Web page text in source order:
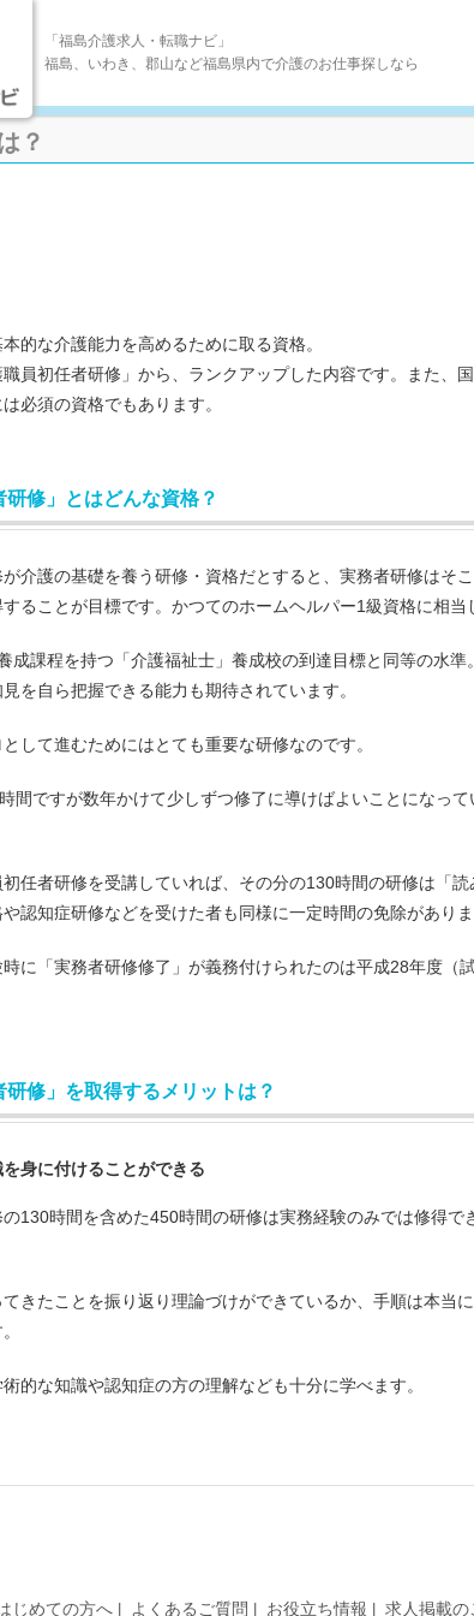
「福島介護求人・転職ナビ」
福島、いわき、郡山など福島県内で介護のお仕事探しなら
？
的な介護能力を高めるために取る資格。
員初任者研修」から、ランクアップした内容です。また、
必須の資格でもあります。
研修」とはどんな資格？
介護の基礎を養う研修・資格だとすると、実務者研修はそ
ることが目標です。かつてのホームヘルパー1級資格に相当
成課程を持つ「介護福祉士」養成校の到達目標と同等の水
を自ら把握できる能力も期待されています。
して進むためにはとても重要な研修なのです。
間ですが数年かけて少しずつ修了に導けばよいことになっ
任者研修を受講していれば、その分の130時間の研修は「
認知症研修などを受けた者も同様に一定時間の免除がありま
に「実務者研修修了」が義務付けられたのは平成28年度（
研修」を取得するメリットは？
身に付けることができる
130時間を含めた450時間の研修は実務経験のみでは修得で
きたことを振り返り理論づけができているか、手順は本当
的な知識や認知症の方の理解なども十分に学べます。
じめての方へ よくあるご質問 お役立ち情報 求人掲載の